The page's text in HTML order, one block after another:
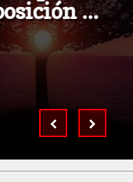
VER PROPIEDAD